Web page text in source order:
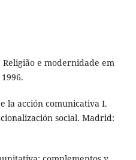
e modernidade em
la acción comunicativa I.
social. Madrid: